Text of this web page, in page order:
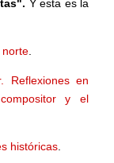
Y esta es la
norte
Reflexiones en
y el
históricas